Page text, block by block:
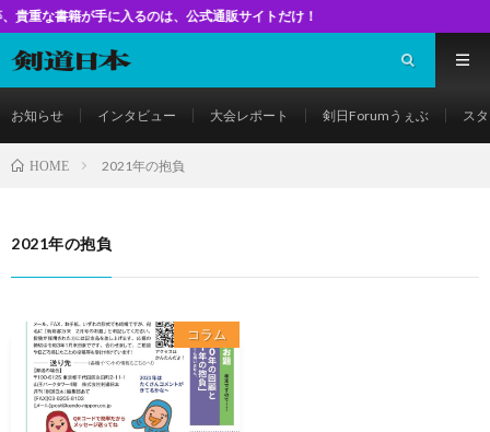
手に入るのは、公式通販サイトだけ！
お知らせ インタビュー 大会レポート 剣日Forumうぇぶ ス
HOME 2021年の抱負
2021年の抱負
コラム